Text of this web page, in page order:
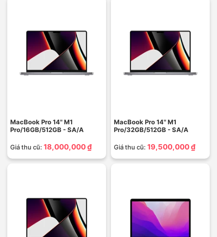
MacBook Pro 14" M1
Pro/16GB/512GB - SA/A
Giá thu cũ: 18,000,000 ₫
MacBook Pro 14" M1
Pro/32GB/512GB - SA/A
Giá thu cũ: 19,500,000 ₫